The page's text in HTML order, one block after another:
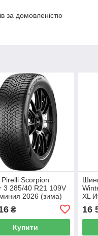
за домовленістю
Scorpion
3 285/40 R21 109V
2026 (зима)
₴
Купити
XL
16